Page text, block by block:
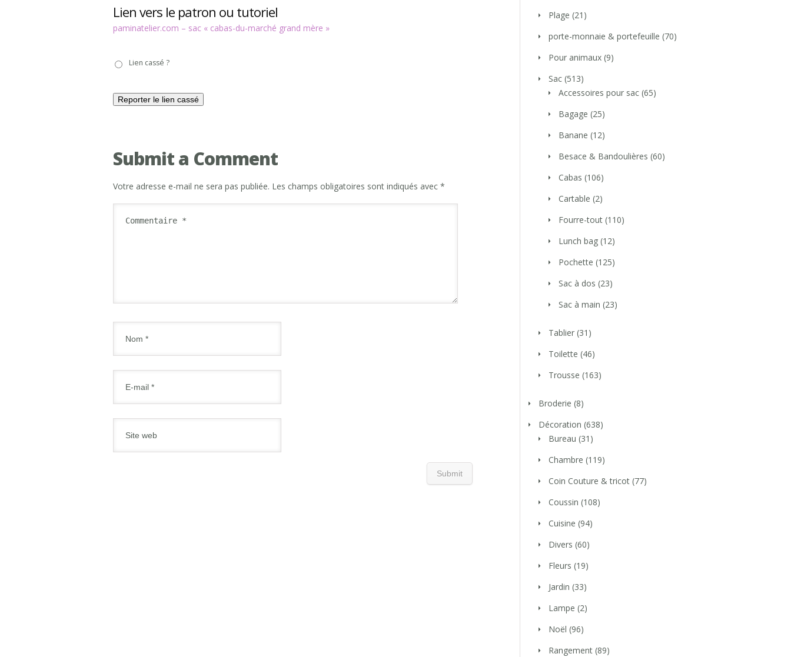
Lien vers le patron ou tutoriel
paminatelier.com – sac « cabas-du-marché grand mère »
casséLien cassé ?
Submit a Comment
Votre adresse e-mail ne sera pas publiée. Les champs obligatoires sont indiqués avec *
Plage (21)
porte-monnaie & portefeuille (70)
Pour animaux (9)
Sac (513)
Accessoires pour sac (65)
Bagage (25)
Banane (12)
Besace & Bandoulières (60)
Cabas (106)
Cartable (2)
Fourre-tout (110)
Lunch bag (12)
Pochette (125)
Sac à dos (23)
Sac à main (23)
Tablier (31)
Toilette (46)
Trousse (163)
Broderie (8)
Décoration (638)
Bureau (31)
Chambre (119)
Coin Couture & tricot (77)
Coussin (108)
Cuisine (94)
Divers (60)
Fleurs (19)
Jardin (33)
Lampe (2)
Noël (96)
Rangement (89)